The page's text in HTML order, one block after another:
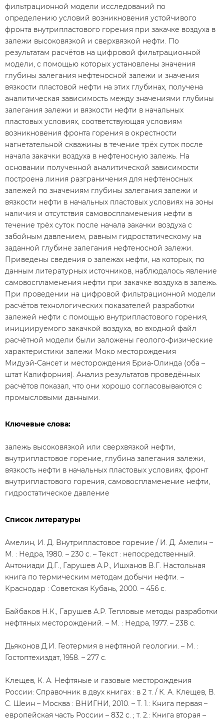
фильтрационной модели исследований по
определению условий возникновения устойчивого
фронта внутрипластового горения при закачке воздуха в
залежи высоковязкой и сверхвязкой нефти. По
результатам расчётов на цифровой фильтрационной
модели, с помощью которых установлены значения
глубины залегания нефтеносной залежи и значения
вязкости пластовой нефти на этих глубинах, получена
аналитическая зависимость между значениями глубины
залегания залежи и вязкости нефти в начальных
пластовых условиях, соответствующая условиям
возникновения фронта горения в окрестности
нагнетательной скважины в течение трёх суток после
начала закачки воздуха в нефтеносную залежь. На
основании полученной аналитической зависимости
построена линия разграничения для нефтеносных
залежей по значениям глубины залегания залежи и
вязкости нефти в начальных пластовых условиях на зоны
наличия и отсутствия самовоспламенения нефти в
течение трёх суток после начала закачки воздуха с
забойным давлением, равным гидростатическому на
заданной глубине залегания нефтеносной залежи.
Приведены сведения о залежах нефти, на которых, по
данным литературных источников, наблюдалось явление
самовоспламенения нефти при закачке воздуха в залежь.
При проведении на цифровой фильтрационной модели
расчётов технологических показателей разработки
залежей нефти с помощью внутрипластового горения,
инициируемого закачкой воздуха, во входной файл
расчётной модели были заложены геолого‑физические
характеристики залежи Моко месторождения
Мидуэй‑Сансет и месторождения Бриа‑Олинда (оба –
штат Калифорния). Анализ результатов проведённых
расчётов показал, что они хорошо согласовываются с
промысловыми данными.
Ключевые слова:
залежь высоковязкой или сверхвязкой нефти,
внутрипластовое горение, глубина залегания залежи,
вязкость нефти в начальных пластовых условиях, фронт
внутрипластового горения, самовоспламенение нефти,
гидростатическое давление
Список литературы
Амелин, И. Д. Внутрипластовое горение / И. Д. Амелин –
М. : Недра, 1980. – 230 с. – Текст : непосредственный.
Антониади Д.Г., Гарушев А.Р., Ишханов В.Г. Настольная
книга по термическим методам добычи нефти. –
Краснодар : Советская Кубань, 2000. – 456 с.
Байбаков Н.К., Гарушев А.Р. Тепловые методы разработки
нефтяных месторождений. – М. : Недра, 1977. – 238 с.
Дьяконов Д.И. Геотермия в нефтяной геологии. – М. :
Гостоптехиздат, 1958. – 277 с.
Клещев, К. А. Нефтяные и газовые месторождения
России: Справочник в двух книгах : в 2 т. / К. А. Клещев, В.
С. Шеин – Москва : ВНИГНИ, 2010. – Т. 1.: Книга первая –
европейская часть России – 832 с. ; т. 2.: Книга вторая –